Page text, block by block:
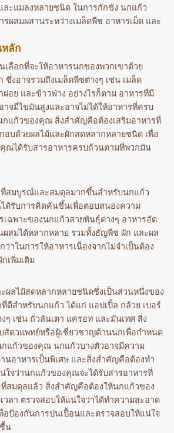
ละแมลงหลายชนิด ในการกักขัง นกแก้ว
รผสมผสานระหว่างเมล็ดพืช อาหารเม็ด และ
หลัก
เลือกที่จะให้อาหารนกของพวกเขาด้วย
ซึ่งอาจรวมถึงเมล็ดพืชต่างๆ เช่น เมล็ด
อย และข้าวฟ่าง อย่างไรก็ตาม อาหารที่มี
าจมีไขมันสูงและอาจไม่ได้ให้อาหารที่ครบ
แก้วของคุณ สิ่งสำคัญคือต้องเสริมอาหารที่
อบด้วยผลไม้และผักสดหลากหลายชนิด เพื่อ
ณได้รับสารอาหารครบถ้วนตามที่พวกมัน
ที่สมบูรณ์และสมดุลมากขึ้นสำหรับนกแก้ว
ได้รับการคิดค้นขึ้นเพื่อตอบสนองความ
เฉพาะของนกแก้วสายพันธุ์ต่างๆ อาหารอัด
ผสมได้หลากหลาย รวมทั้งธัญพืช ผัก และผล
ว่าในการให้อาหารเนื่องจากไม่จำเป็นต้อง
เพิ่มเติม
ผลไม้สดหลากหลายชนิดซึ่งเป็นส่วนหนึ่งของ
ดีสำหรับนกแก้ว ได้แก่ แอปเปิ้ล กล้วย เบอร์
ๆ เช่น ถั่วลันเตา แครอท และมันเทศ สิ่ง
ตวแพทย์หรือผู้เชี่ยวชาญด้านนกเพื่อกำหนด
แก้วของคุณ นกแก้วบางตัวอาจมีความ
นอาหารเป็นพิเศษ และสิ่งสำคัญคือต้องทำ
ใจว่านกแก้วของคุณจะได้รับสารอาหารที่
ที่สมดุลแล้ว สิ่งสำคัญคือต้องให้นกแก้วของ
ลา ตรวจสอบให้แน่ใจว่าได้ทำความสะอาด
อป้องกันการปนเปื้อนและตรวจสอบให้แน่ใจ
น